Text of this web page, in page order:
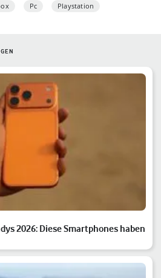
Pc Playstation
2026: Diese Smartphones haben